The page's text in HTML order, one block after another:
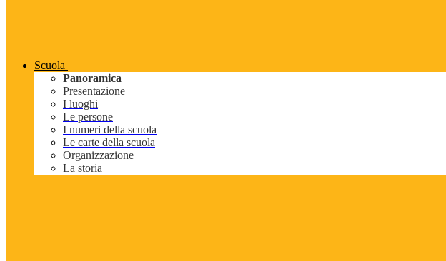
Scuola
Panoramica
Presentazione
I luoghi
Le persone
I numeri della scuola
Le carte della scuola
Organizzazione
La storia